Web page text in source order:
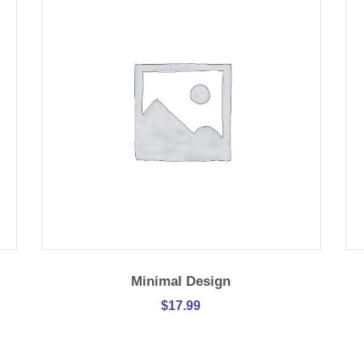
Minimal Design
$17.99